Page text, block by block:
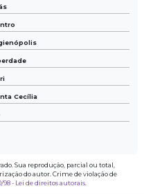
Cecília
Sua reprodução, parcial ou total,
do autor. Crime de violação de
98 - Lei de direitos autorais.